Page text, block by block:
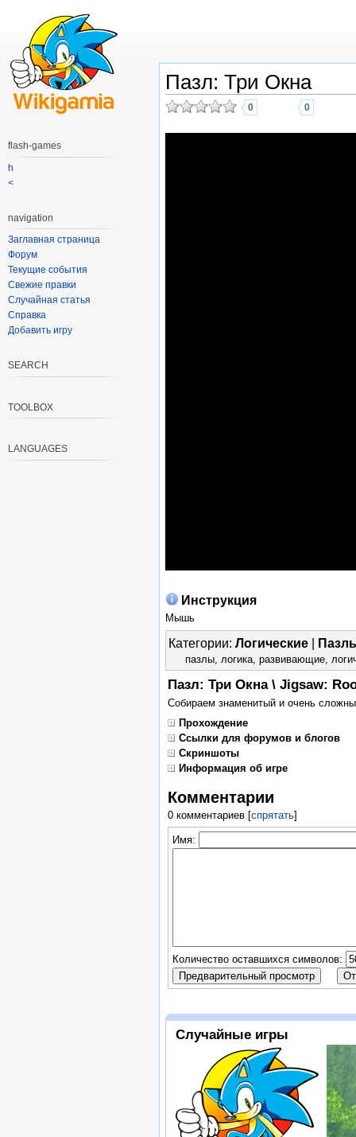
Пазл: Три Окна
0 0
Инструкция
Мышь
Категории: Логические|
пазлы, логика, развивающие,
Пазл: Три Окна \ Jigsaw:
Собираем знаменитый и очень
Прохождение
Ссылки для форумов и блогов
Скриншоты
Информация об игре
Комментарии
0 комментариев[спрятать]
Имя:
Количество оставшихся символов:
Случайные игры
flash-games
h
<
navigation
Заглавная страница
Форум
Текущие события
Свежие правки
Случайная статья
Справка
Добавить игру
SEARCH
TOOLBOX
LANGUAGES